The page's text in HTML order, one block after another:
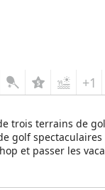
+1
trois terrains de
golf
et passer les